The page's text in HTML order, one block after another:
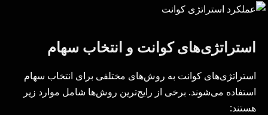
استراتژی‌های کوانت و انتخاب سهام
استراتژی‌های کوانت به روش‌های مختلفی برای انتخاب سهام
استفاده می‌شوند. برخی از رایج‌ترین روش‌ها شامل موارد زیر
هستند: